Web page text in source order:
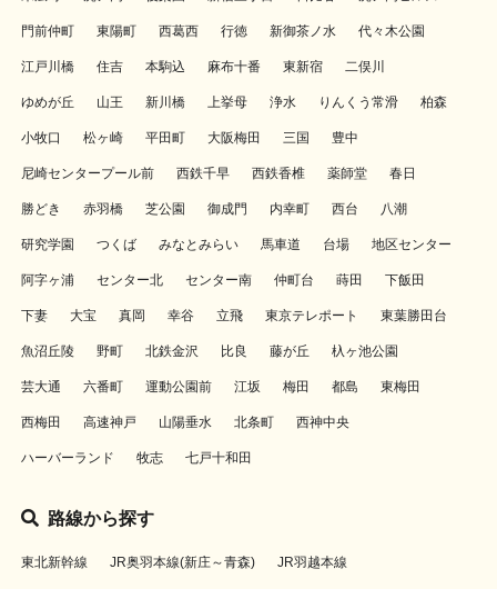
門前仲町 東陽町 西葛西 行徳 新御茶ノ水 代々木公園
江戸川橋 住吉 本駒込 麻布十番 東新宿 二俣川
ゆめが丘 山王 新川橋 上挙母 浄水 りんくう常滑 柏森
小牧口 松ヶ崎 平田町 大阪梅田 三国 豊中
尼崎センタープール前 西鉄千早 西鉄香椎 薬師堂 春日
勝どき 赤羽橋 芝公園 御成門 内幸町 西台 八潮
研究学園 つくば みなとみらい 馬車道 台場 地区センター
阿字ヶ浦 センター北 センター南 仲町台 蒔田 下飯田
下妻 大宝 真岡 幸谷 立飛 東京テレポート 東葉勝田台
魚沼丘陵 野町 北鉄金沢 比良 藤が丘 杁ヶ池公園
芸大通 六番町 運動公園前 江坂 梅田 都島 東梅田
西梅田 高速神戸 山陽垂水 北条町 西神中央
ハーバーランド 牧志 七戸十和田
路線から探す
東北新幹線 JR奥羽本線(新庄～青森) JR羽越本線